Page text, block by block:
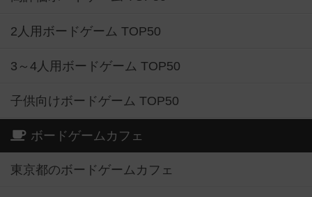
2人用ボードゲーム TOP50
3～4人用ボードゲーム TOP50
子供向けボードゲーム TOP50
ボードゲームカフェ
東京都のボードゲームカフェ